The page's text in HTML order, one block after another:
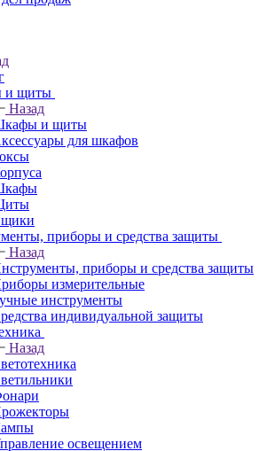
и щиты
Назад
и щиты
для шкафов
приборы и средства защиты
Назад
приборы и средства защиты
измерительные
инструменты
индивидуальной защиты
Назад
освещением